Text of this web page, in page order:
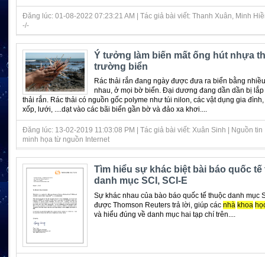
Đăng lúc: 01-08-2022 07:23:21 AM | Tác giả bài viết: Thanh Xuân, Minh
-/-
Ý tưởng làm biến mất ống hút nhựa
trường biển
Rác thải rắn đang ngày được đưa ra biển bằng
nhau, ở mọi bờ biển. Đại dương đang dần dần bị
thải rắn. Rác thải có nguồn gốc polyme như túi nilon, các vật dụng gia
xốp, lưới, ....dạt vào các bãi biển gần bờ và đảo xa khơi....
Đăng lúc: 13-02-2019 11:03:08 PM | Tác giả bài viết: Xuân Sinh | Nguồn tin
minh họa từ nguồn Internet
Tìm hiểu sự khác biệt bài báo quốc tế
danh mục SCI, SCI-E
Sự khác nhau của bào báo quốc tế thuộc danh mục
được Thomson Reuters trả lời, giúp các nhà khoa
và hiểu đúng về danh mục hai tạp chí trên....